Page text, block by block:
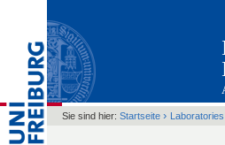
Sie sind hier: Startseite › Laboratories